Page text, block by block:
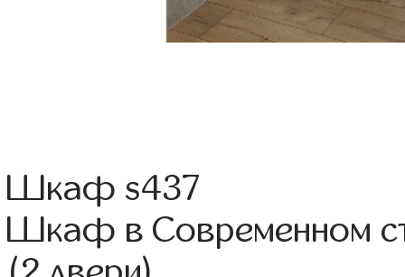
Шкаф s437
Шкаф в Современном